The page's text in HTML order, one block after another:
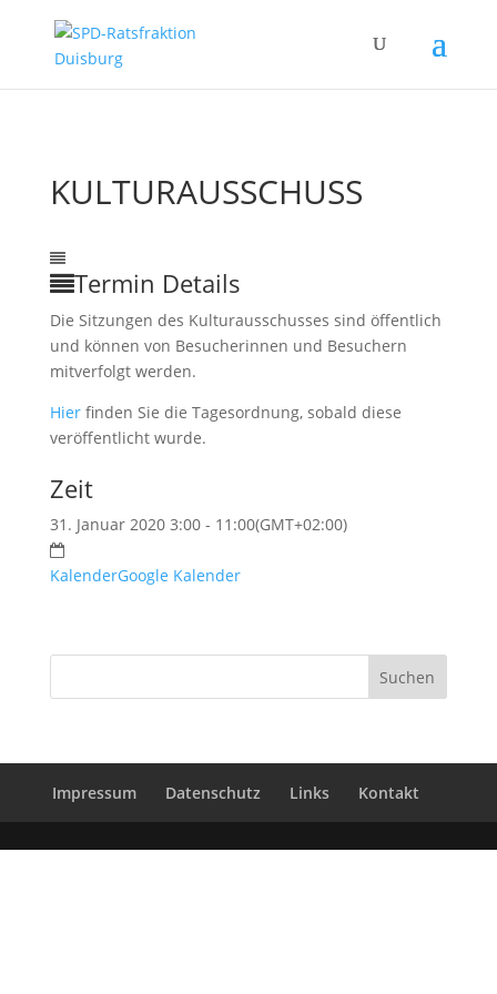
KULTURAUSSCHUSS
Termin Details
Die Sitzungen des Kulturausschusses sind öffentlich
und können von Besucherinnen und Besuchern
mitverfolgt werden.
Hierfinden Sie die Tagesordnung, sobald diese
veröffentlicht wurde.
Zeit
31. Januar 2020 3:00 - 11:00(GMT+02:00)
KalenderGoogle Kalender
Impressum Datenschutz Links Kontakt